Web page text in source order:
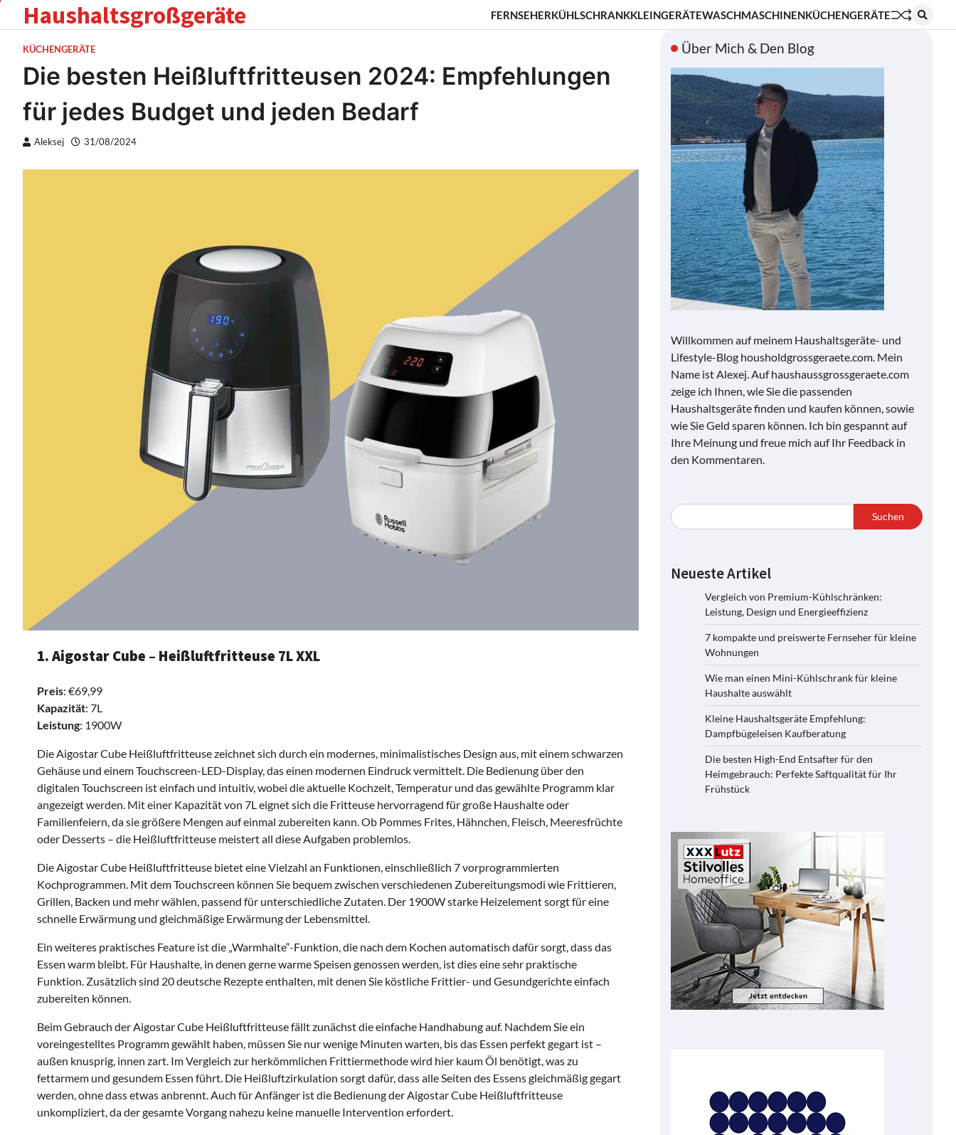
content
Haushaltsgroßgeräte FERNSEHERKÜHLSCHRANKKLEINGERÄTEWASCHMASCHINENKÜCHENGERÄTE
KÜCHENGERÄTE
Die besten Heißluftfritteusen 2024: Empfehlungen
für jedes Budget und jeden Bedarf
Aleksej 31/08/2024
1. Aigostar Cube – Heißluftfritteuse 7L XXL
Preis: €69,99
Kapazität: 7L
Leistung: 1900W
Die Aigostar Cube Heißluftfritteuse zeichnet sich durch ein modernes, minimalistisches Design aus, mit einem schwarzen
Gehäuse und einem Touchscreen-LED-Display, das einen modernen Eindruck vermittelt. Die Bedienung über den
digitalen Touchscreen ist einfach und intuitiv, wobei die aktuelle Kochzeit, Temperatur und das gewählte Programm klar
angezeigt werden. Mit einer Kapazität von 7L eignet sich die Fritteuse hervorragend für große Haushalte oder
Familienfeiern, da sie größere Mengen auf einmal zubereiten kann. Ob Pommes Frites, Hähnchen, Fleisch, Meeresfrüchte
oder Desserts – die Heißluftfritteuse meistert all diese Aufgaben problemlos.
Die Aigostar Cube Heißluftfritteuse bietet eine Vielzahl an Funktionen, einschließlich 7 vorprogrammierten
Kochprogrammen. Mit dem Touchscreen können Sie bequem zwischen verschiedenen Zubereitungsmodi wie Frittieren,
Grillen, Backen und mehr wählen, passend für unterschiedliche Zutaten. Der 1900W starke Heizelement sorgt für eine
schnelle Erwärmung und gleichmäßige Erwärmung der Lebensmittel.
Ein weiteres praktisches Feature ist die „Warmhalte“-Funktion, die nach dem Kochen automatisch dafür sorgt, dass das
Essen warm bleibt. Für Haushalte, in denen gerne warme Speisen genossen werden, ist dies eine sehr praktische
Funktion. Zusätzlich sind 20 deutsche Rezepte enthalten, mit denen Sie köstliche Frittier- und Gesundgerichte einfach
zubereiten können.
Beim Gebrauch der Aigostar Cube Heißluftfritteuse fällt zunächst die einfache Handhabung auf. Nachdem Sie ein
voreingestelltes Programm gewählt haben, müssen Sie nur wenige Minuten warten, bis das Essen perfekt gegart ist –
außen knusprig, innen zart. Im Vergleich zur herkömmlichen Frittiermethode wird hier kaum Öl benötigt, was zu
fettarmem und gesundem Essen führt. Die Heißluftzirkulation sorgt dafür, dass alle Seiten des Essens gleichmäßig gegart
werden, ohne dass etwas anbrennt. Auch für Anfänger ist die Bedienung der Aigostar Cube Heißluftfritteuse
unkompliziert, da der gesamte Vorgang nahezu keine manuelle Intervention erfordert.
Über Mich & Den Blog
Willkommen auf meinem Haushaltsgeräte- und
Lifestyle-Blog housholdgrossgeraete.com. Mein
Name ist Alexej. Auf haushaussgrossgeraete.com
zeige ich Ihnen, wie Sie die passenden
Haushaltsgeräte finden und kaufen können, sowie
wie Sie Geld sparen können. Ich bin gespannt auf
Ihre Meinung und freue mich auf Ihr Feedback in
den Kommentaren.
Suchen
Neueste Artikel
Vergleich von Premium-Kühlschränken:
Leistung, Design und Energieeffizienz
7 kompakte und preiswerte Fernseher für kleine
Wohnungen
Wie man einen Mini-Kühlschrank für kleine
Haushalte auswählt
Kleine Haushaltsgeräte Empfehlung:
Dampfbügeleisen Kaufberatung
Die besten High-End Entsafter für den
Heimgebrauch: Perfekte Saftqualität für Ihr
Frühstück